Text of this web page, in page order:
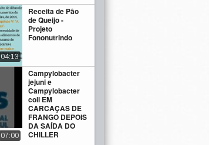
Receita de Pão
de Queijo -
Projeto
Fononutrindo
04:13
Campylobacter
jejuni e
Campylobacter
coli EM
CARCAÇAS DE
FRANGO DEPOIS
DA SAÍDA DO
CHILLER
07:00